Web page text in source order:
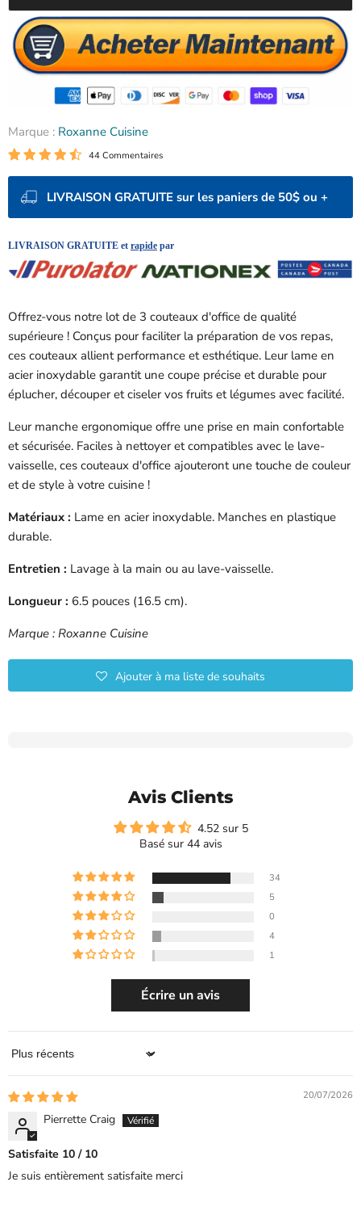
Marque : Roxanne Cuisine
44 Commentaires
LIVRAISON GRATUITE sur les paniers de 50$ ou +
LIVRAISON GRATUITE et rapide par
Offrez-vous notre lot de 3 couteaux d'office de qualité
supérieure ! Conçus pour faciliter la préparation de vos repas,
ces couteaux allient performance et esthétique. Leur lame en
acier inoxydable garantit une coupe précise et durable pour
éplucher, découper et ciseler vos fruits et légumes avec facilité.
Leur manche ergonomique offre une prise en main confortable
et sécurisée. Faciles à nettoyer et compatibles avec le lave-
vaisselle, ces couteaux d'office ajouteront une touche de couleur
et de style à votre cuisine !
Matériaux : Lame en acier inoxydable. Manches en plastique
durable.
Entretien : Lavage à la main ou au lave-vaisselle.
Longueur : 6.5 pouces (16.5 cm).
Marque : Roxanne Cuisine
Ajouter à ma liste de souhaits
Avis Clients
4.52 sur 5
Basé sur 44 avis
34
5
0
4
1
Écrire un avis
Sort by
20/07/2026
Pierrette Craig
Satisfaite 10 / 10
Je suis entièrement satisfaite merci